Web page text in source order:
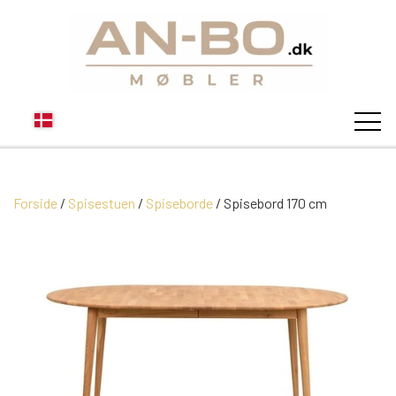
STUEN
MODUL SOFAER
MODUL SOFA DALLAS
SPISESTUEN
SOVEVÆRELSE
Forside Spisestuen Spiseborde Spisebord 170 cm